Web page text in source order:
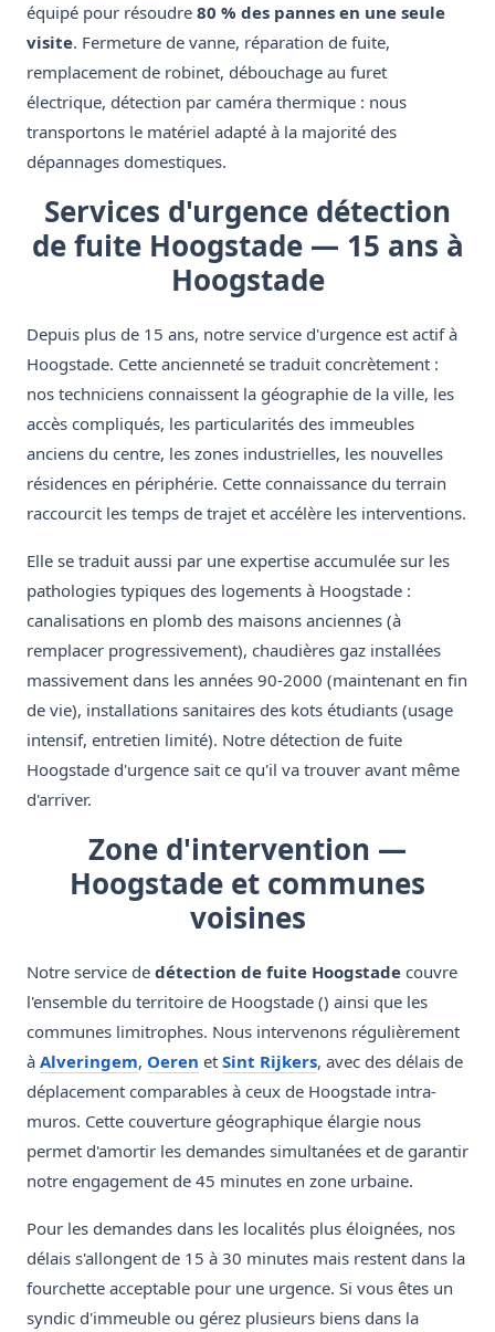
équipé pour résoudre 80 % des pannes en une seule
visite. Fermeture de vanne, réparation de fuite,
remplacement de robinet, débouchage au furet
électrique, détection par caméra thermique : nous
transportons le matériel adapté à la majorité des
dépannages domestiques.
Services d'urgence détection
de fuite Hoogstade — 15 ans à
Hoogstade
Depuis plus de 15 ans, notre service d'urgence est actif à
Hoogstade. Cette ancienneté se traduit concrètement :
nos techniciens connaissent la géographie de la ville, les
accès compliqués, les particularités des immeubles
anciens du centre, les zones industrielles, les nouvelles
résidences en périphérie. Cette connaissance du terrain
raccourcit les temps de trajet et accélère les interventions.
Elle se traduit aussi par une expertise accumulée sur les
pathologies typiques des logements à Hoogstade :
canalisations en plomb des maisons anciennes (à
remplacer progressivement), chaudières gaz installées
massivement dans les années 90-2000 (maintenant en fin
de vie), installations sanitaires des kots étudiants (usage
intensif, entretien limité). Notre détection de fuite
Hoogstade d'urgence sait ce qu'il va trouver avant même
d'arriver.
Zone d'intervention —
Hoogstade et communes
voisines
Notre service de détection de fuite Hoogstade couvre
l'ensemble du territoire de Hoogstade () ainsi que les
communes limitrophes. Nous intervenons régulièrement
à Alveringem, Oeren et Sint Rijkers, avec des délais de
déplacement comparables à ceux de Hoogstade intra-
muros. Cette couverture géographique élargie nous
permet d'amortir les demandes simultanées et de garantir
notre engagement de 45 minutes en zone urbaine.
Pour les demandes dans les localités plus éloignées, nos
délais s'allongent de 15 à 30 minutes mais restent dans la
fourchette acceptable pour une urgence. Si vous êtes un
syndic d'immeuble ou gérez plusieurs biens dans la